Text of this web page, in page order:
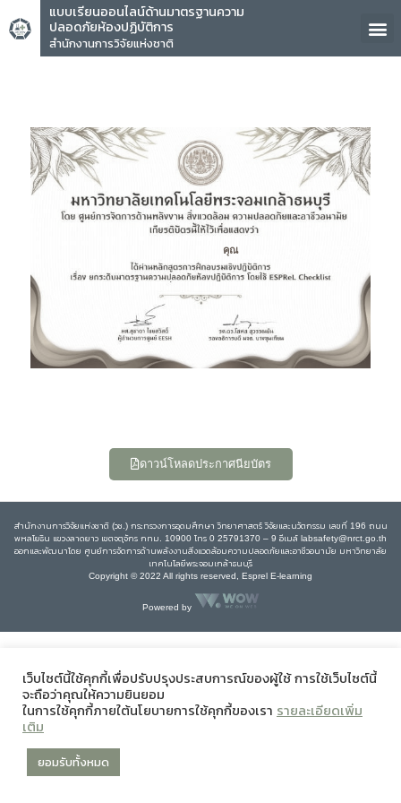
แบบเรียนออนไลน์ด้านมาตรฐานความ
ปลอดภัยห้องปฏิบัติการ
สำนักงานการวิจัยแห่งชาติ
คุณ
ดาวน์โหลดประกาศนียบัตร
สำนักงานการวิจัยแห่งชาติ (วช.) กระทรวงการอุดมศึกษา วิทยาศาสตร์ วิจัยและนวัตกรรม เลขที่ 196 ถนน
พหลโยธิน แขวงลาดยาว เขตจตุจักร กทม. 10900 โทร 0 25791370 – 9 อีเมล์ labsafety@nrct.go.th
ออกและพัฒนาโดย ศูนย์การจัดการด้านพลังงานสิ่งแวดล้อมความปลอดภัยและอาชีวอนามัย มหาวิทยาลัย
เทคโนโลยีพระจอมเกล้าธนบุรี
Copyright © 2022 All rights reserved, Esprel E-learning
Powered by
เว็บไซต์นี้ใช้คุกกี้เพื่อปรับปรุงประสบการณ์ของผู้ใช้ การใช้เว็บไซต์นี้
จะถือว่าคุณให้ความยินยอม
ในการใช้คุกกี้ภายใต้นโยบายการใช้คุกกี้ของเรา รายละเอียดเพิ่ม
เติม
ยอมรับทั้งหมด